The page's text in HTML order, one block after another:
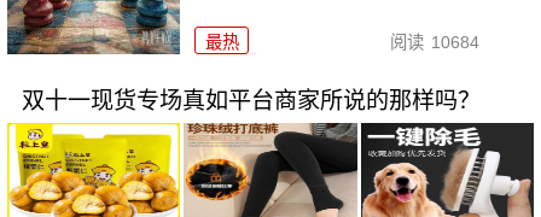
最热 阅读 10684
双十一现货专场真如平台商家所说的那样吗？